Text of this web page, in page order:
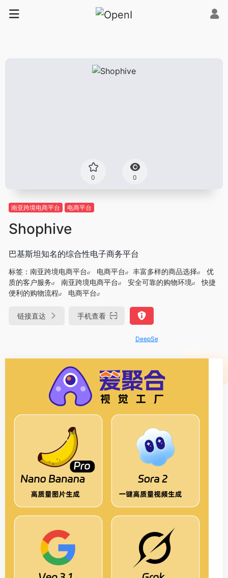
0 0
南亚跨境电商平台 电商平台
Shophive
巴基斯坦知名的综合性电子商务平台
标签： 南亚跨境电商平台 电商平台 丰富多样的商品选择
优
质的客户服务
南亚跨境电商平台 安全可靠的购物环境
快捷
便利的购物流程
电商平台
链接直达 手机查看
DeepSeek-R1、V3满血版免费用！- 字